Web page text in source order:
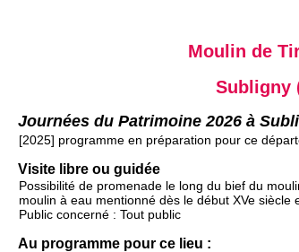
Moulin de
Subligny
Journées du Patrimoine 2026 à
[2025] programme en préparation pour ce
Visite libre ou guidée
Possibilité de promenade le long du bief du
moulin à eau mentionné dès le début XVe siècle
Public concerné : Tout public
Au programme pour ce lieu :